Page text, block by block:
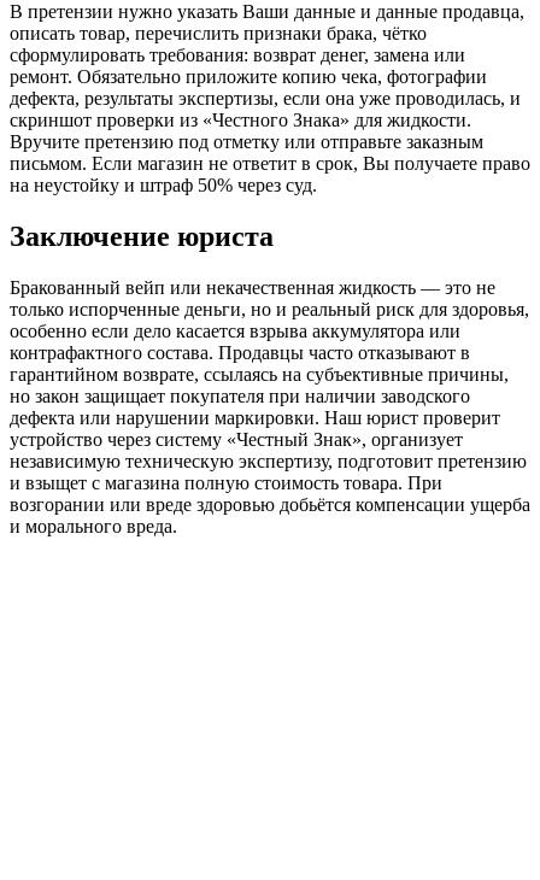
В претензии нужно указать Ваши данные и данные продавца,
описать товар, перечислить признаки брака, чётко
сформулировать требования: возврат денег, замена или
ремонт. Обязательно приложите копию чека, фотографии
дефекта, результаты экспертизы, если она уже проводилась, и
скриншот проверки из «Честного Знака» для жидкости.
Вручите претензию под отметку или отправьте заказным
письмом. Если магазин не ответит в срок, Вы получаете право
на неустойку и штраф 50% через суд.
Заключение юриста
Бракованный вейп или некачественная жидкость — это не
только испорченные деньги, но и реальный риск для здоровья,
особенно если дело касается взрыва аккумулятора или
контрафактного состава. Продавцы часто отказывают в
гарантийном возврате, ссылаясь на субъективные причины,
но закон защищает покупателя при наличии заводского
дефекта или нарушении маркировки. Наш юрист проверит
устройство через систему «Честный Знак», организует
независимую техническую экспертизу, подготовит претензию
и взыщет с магазина полную стоимость товара. При
возгорании или вреде здоровью добьётся компенсации ущерба
и морального вреда.